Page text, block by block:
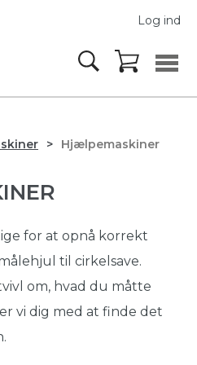
Log ind
Hjælpemaskiner
for at opnå korrekt
til cirkelsave.
om, hvad du måtte
vi dig med at finde det